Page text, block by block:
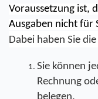
Voraussetzung ist,
Ausgaben nicht für
Dabei haben Sie
Sie können
Rechnung
belegen.